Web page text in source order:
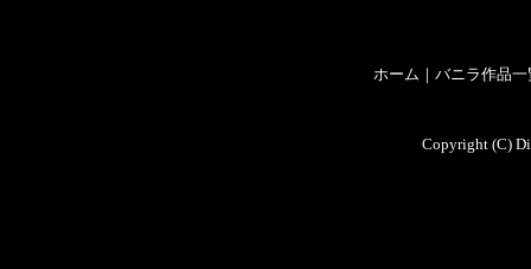
ホーム ｜ バニラ作品一
Copyright (C)